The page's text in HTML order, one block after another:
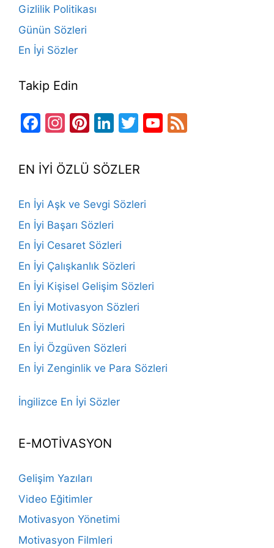
Gizlilik Politikası
Günün Sözleri
En İyi Sözler
Takip Edin
Facebook
Instagram
Pinterest
LinkedIn
TwitterYouTube
EN İYİ ÖZLÜ SÖZLER
En İyi Aşk ve Sevgi Sözleri
En İyi Başarı Sözleri
En İyi Cesaret Sözleri
En İyi Çalışkanlık Sözleri
En İyi Kişisel Gelişim Sözleri
En İyi Motivasyon Sözleri
En İyi Mutluluk Sözleri
En İyi Özgüven Sözleri
En İyi Zenginlik ve Para Sözleri
İngilizce En İyi Sözler
E-MOTİVASYON
Gelişim Yazıları
Video Eğitimler
Motivasyon Yönetimi
Motivasyon Filmleri